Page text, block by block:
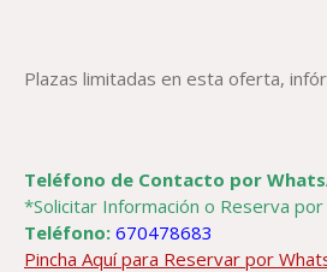
Plazas limitadas en esta oferta,
Teléfono de Contacto por
*Solicitar Información o Reserva por
Teléfono: 670478683
Pincha Aquí para Reservar por